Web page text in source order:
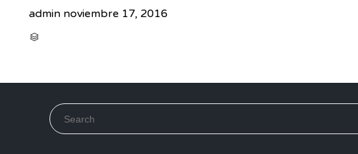
admin noviembre 17, 2016

Search for: